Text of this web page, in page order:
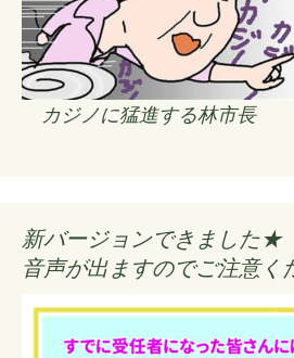
カジノに猛進する林市長
新バージョンできました★
音声が出ますのでご注意く